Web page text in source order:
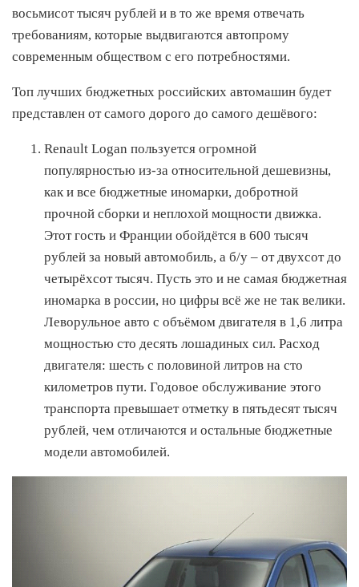
восьмисот тысяч рублей и в то же время отвечать
требованиям, которые выдвигаются автопрому
современным обществом с его потребностями.
Топ лучших бюджетных российских автомашин будет
представлен от самого дорого до самого дешёвого:
Renault Logan пользуется огромной
популярностью из-за относительной дешевизны,
как и все бюджетные иномарки, добротной
прочной сборки и неплохой мощности движка.
Этот гость и Франции обойдётся в 600 тысяч
рублей за новый автомобиль, а б/у – от двухсот до
четырёхсот тысяч. Пусть это и не самая бюджетная
иномарка в россии, но цифры всё же не так велики.
Леворульное авто с объёмом двигателя в 1,6 литра
мощностью сто десять лошадиных сил. Расход
двигателя: шесть с половиной литров на сто
километров пути. Годовое обслуживание этого
транспорта превышает отметку в пятьдесят тысяч
рублей, чем отличаются и остальные бюджетные
модели автомобилей.